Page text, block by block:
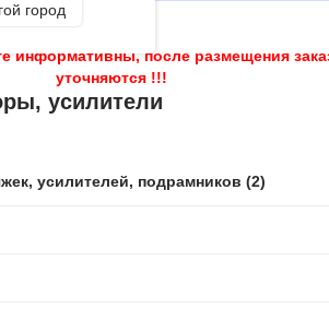
город
информативны, после размещения
уточняются !!!
усилители
усилителей, подрамников (2)